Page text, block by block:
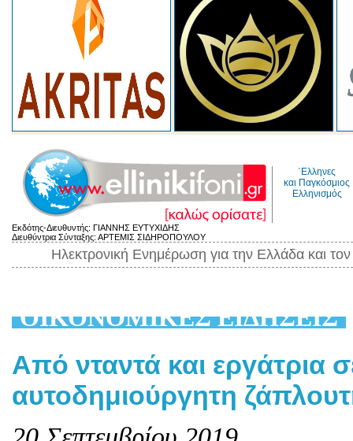
΄Ελληνες
και Παγκόσμιος
Ελληνισμός
Εκδότης-Διευθυντής: ΓΙΑΝΝΗΣ ΕΥΤΥΧΙΔΗΣ
Διευθύντρια Σύνταξης: ΑΡΤΕΜΙΣ ΣΙΔΗΡΟΠΟΥΛΟΥ
Ηλεκτρονική Ενημέρωση για την Ελλάδα και
ΟΙΚΟΝΟΜΙΚΕΣ ΕΙΔΗΣΕΙΣ
Από νταντά και εργάτρια
αυτοδημιούργητη